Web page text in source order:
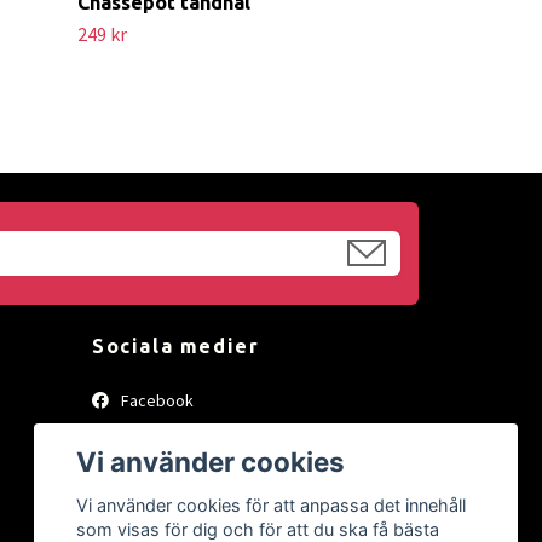
249 kr
Sociala medier
Facebook
Vi använder cookies
Vi använder cookies för att anpassa det innehåll
som visas för dig och för att du ska få bästa